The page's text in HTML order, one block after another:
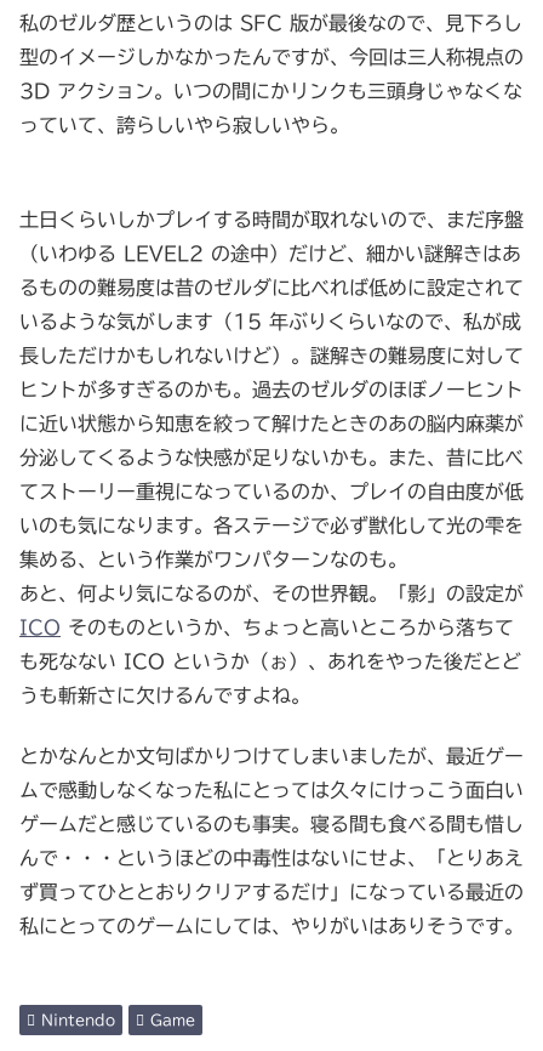
私のゼルダ歴というのは SFC 版が最後なので、見下ろし
型のイメージしかなかったんですが、今回は三人称視点の
3D アクション。いつの間にかリンクも三頭身じゃなくな
っていて、誇らしいやら寂しいやら。
土日くらいしかプレイする時間が取れないので、まだ序盤
（いわゆる LEVEL2 の途中）だけど、細かい謎解きはあ
るものの難易度は昔のゼルダに比べれば低めに設定されて
いるような気がします（15 年ぶりくらいなので、私が成
長しただけかもしれないけど）。謎解きの難易度に対して
ヒントが多すぎるのかも。過去のゼルダのほぼノーヒント
に近い状態から知恵を絞って解けたときのあの脳内麻薬が
分泌してくるような快感が足りないかも。また、昔に比べ
てストーリー重視になっているのか、プレイの自由度が低
いのも気になります。各ステージで必ず獣化して光の雫を
集める、という作業がワンパターンなのも。
あと、何より気になるのが、その世界観。「影」の設定が
ICO そのものというか、ちょっと高いところから落ちて
も死なない ICO というか（ぉ）、あれをやった後だとど
うも斬新さに欠けるんですよね。
とかなんとか文句ばかりつけてしまいましたが、最近ゲー
ムで感動しなくなった私にとっては久々にけっこう面白い
ゲームだと感じているのも事実。寝る間も食べる間も惜し
んで・・・というほどの中毒性はないにせよ、「とりあえ
ず買ってひととおりクリアするだけ」になっている最近の
私にとってのゲームにしては、やりがいはありそうです。
Nintendo Game